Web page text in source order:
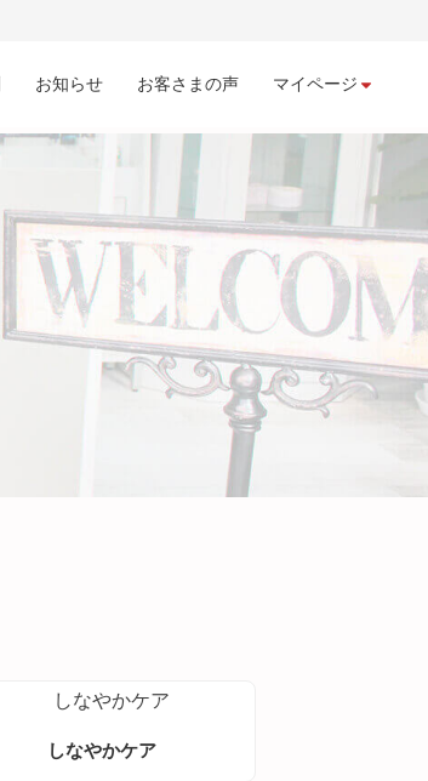
お知らせ お客さまの声 マイページ
しなやかケア